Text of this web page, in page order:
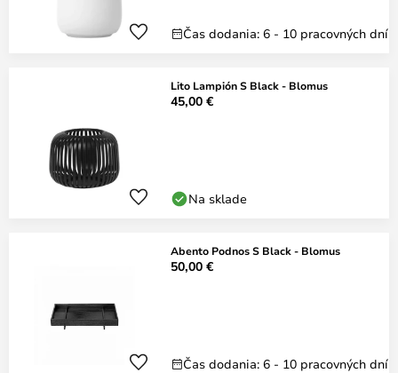
Čas dodania: 6 - 10 pracovných dní
Lito Lampión S Black - Blomus
45,00 €
Na sklade
Abento Podnos S Black - Blomus
50,00 €
Čas dodania: 6 - 10 pracovných dní